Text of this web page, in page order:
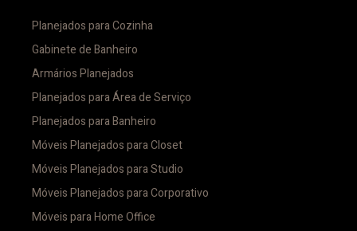
Planejados para Cozinha
Gabinete de Banheiro
Armários Planejados
Planejados para Área de Serviço
Planejados para Banheiro
Móveis Planejados para Closet
Móveis Planejados para Studio
Móveis Planejados para Corporativo
Móveis para Home Office